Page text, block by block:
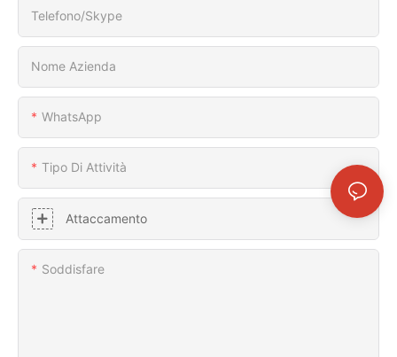
Telefono/skype
Nome Azienda
WhatsApp
Tipo Di Attività
Attaccamento
Soddisfare